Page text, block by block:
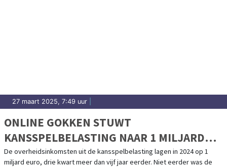
27 maart 2025, 7:49 uur
ONLINE GOKKEN STUWT
KANSSPELBELASTING NAAR 1 MILJARD
EURO
De overheidsinkomsten uit de kansspelbelasting lagen in 2024 op 1
miljard euro, drie kwart meer dan vijf jaar eerder. Niet eerder was de